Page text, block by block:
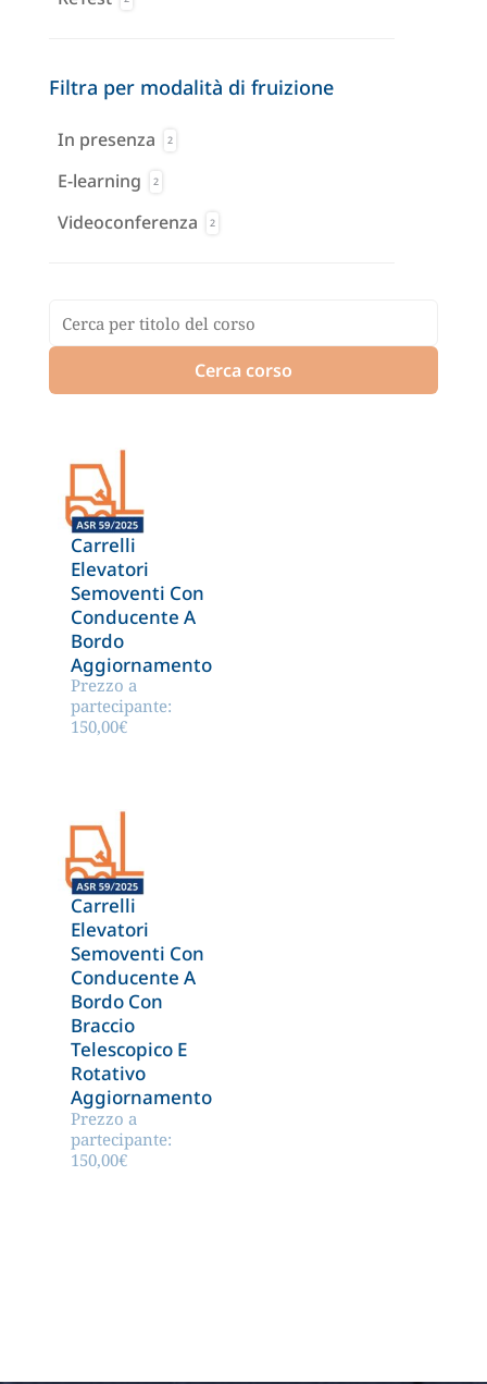
Filtra per modalità di fruizione
In presenza 2
E-learning 2
Videoconferenza 2
Cerca corso
Carrelli
Elevatori
Semoventi Con
Conducente A
Bordo
Aggiornamento
Prezzo a
partecipante:
150,00€
Carrelli
Elevatori
Semoventi Con
Conducente A
Bordo Con
Braccio
Telescopico E
Rotativo
Aggiornamento
Prezzo a
partecipante:
150,00€